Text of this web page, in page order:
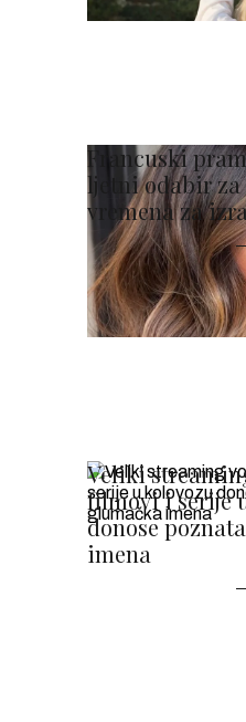
Francuski
ljetni odabir za
vremena za
Veliki
filmovi i serije
donose
imena